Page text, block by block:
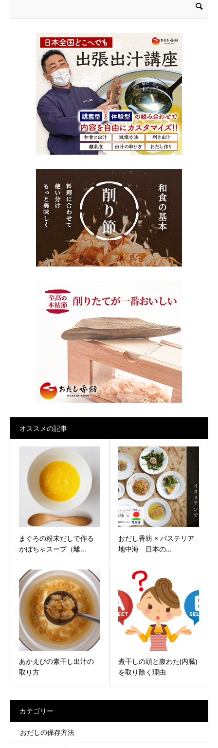
オススメの記事
まぐろの粉末だしで作る
かぼちゃスープ（離...
おだし香紡 × パステリア
地中海 日本の...
あかえびの素干し出汁の
取り方
煮干しの頭と腹わた(内臓)
を取り除く理由
カテゴリー
おだしの保存方法